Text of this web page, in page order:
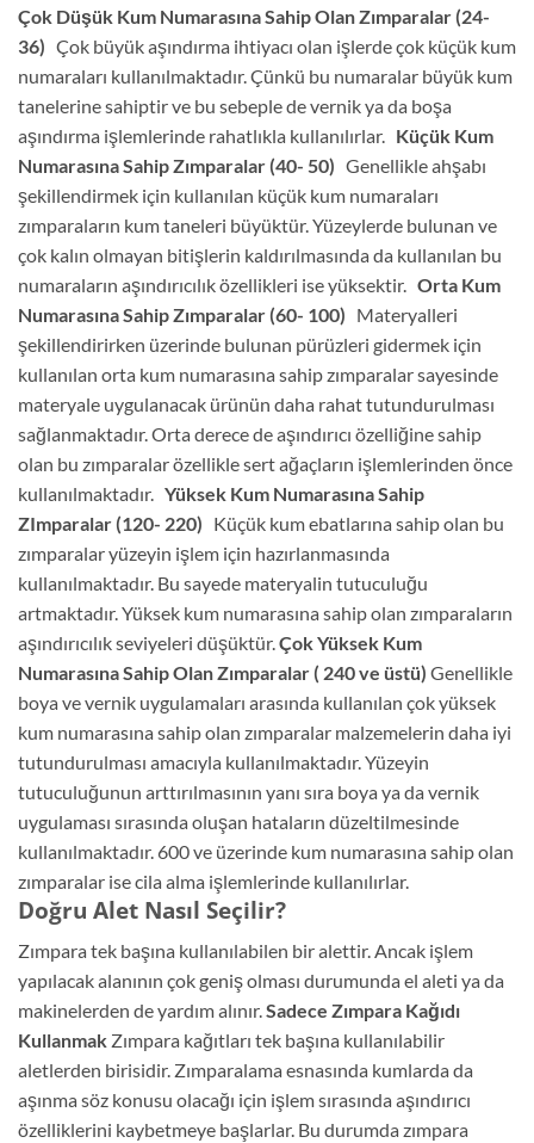
Çok Düşük Kum Numarasına Sahip Olan Zımparalar (24-
36) Çok büyük aşındırma ihtiyacı olan işlerde çok küçük kum
numaraları kullanılmaktadır. Çünkü bu numaralar büyük kum
tanelerine sahiptir ve bu sebeple de vernik ya da boşa
aşındırma işlemlerinde rahatlıkla kullanılırlar. Küçük Kum
Numarasına Sahip Zımparalar (40- 50) Genellikle ahşabı
şekillendirmek için kullanılan küçük kum numaraları
zımparaların kum taneleri büyüktür. Yüzeylerde bulunan ve
çok kalın olmayan bitişlerin kaldırılmasında da kullanılan bu
numaraların aşındırıcılık özellikleri ise yüksektir. Orta Kum
Numarasına Sahip Zımparalar (60- 100) Materyalleri
şekillendirirken üzerinde bulunan pürüzleri gidermek için
kullanılan orta kum numarasına sahip zımparalar sayesinde
materyale uygulanacak ürünün daha rahat tutundurulması
sağlanmaktadır. Orta derece de aşındırıcı özelliğine sahip
olan bu zımparalar özellikle sert ağaçların işlemlerinden önce
kullanılmaktadır. Yüksek Kum Numarasına Sahip
ZImparalar (120- 220) Küçük kum ebatlarına sahip olan bu
zımparalar yüzeyin işlem için hazırlanmasında
kullanılmaktadır. Bu sayede materyalin tutuculuğu
artmaktadır. Yüksek kum numarasına sahip olan zımparaların
aşındırıcılık seviyeleri düşüktür.Çok Yüksek Kum
Numarasına Sahip Olan Zımparalar ( 240 ve üstü) Genellikle
boya ve vernik uygulamaları arasında kullanılan çok yüksek
kum numarasına sahip olan zımparalar malzemelerin daha iyi
tutundurulması amacıyla kullanılmaktadır. Yüzeyin
tutuculuğunun arttırılmasının yanı sıra boya ya da vernik
uygulaması sırasında oluşan hataların düzeltilmesinde
kullanılmaktadır. 600 ve üzerinde kum numarasına sahip olan
zımparalar ise cila alma işlemlerinde kullanılırlar.
Doğru Alet Nasıl Seçilir?
Zımpara tek başına kullanılabilen bir alettir. Ancak işlem
yapılacak alanının çok geniş olması durumunda el aleti ya da
makinelerden de yardım alınır.Sadece Zımpara Kağıdı
Kullanmak Zımpara kağıtları tek başına kullanılabilir
aletlerden birisidir. Zımparalama esnasında kumlarda da
aşınma söz konusu olacağı için işlem sırasında aşındırıcı
özelliklerini kaybetmeye başlarlar. Bu durumda zımpara